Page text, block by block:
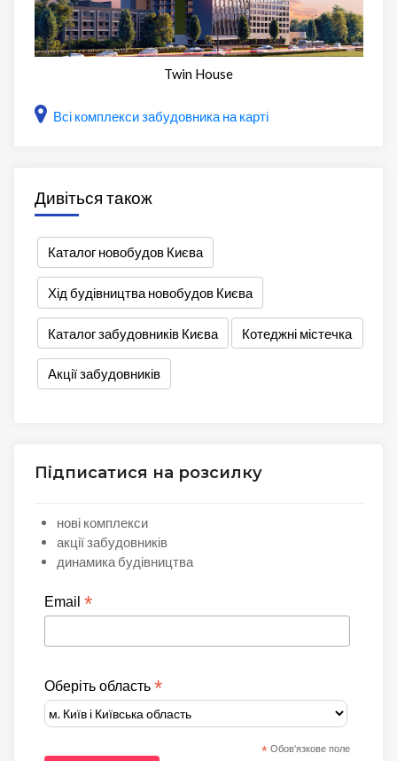
Twin House
Всі комплекси забудовника на карті
Дивіться також
Каталог новобудов Києва
Хід будівництва новобудов Києва
Каталог забудовників Києва Котеджні містечка
Акції забудовників
Підписатися на розсилку
нові комплекси
акції забудовників
динамика будівництва
Email *
Оберіть область *
* Обов'язкове поле